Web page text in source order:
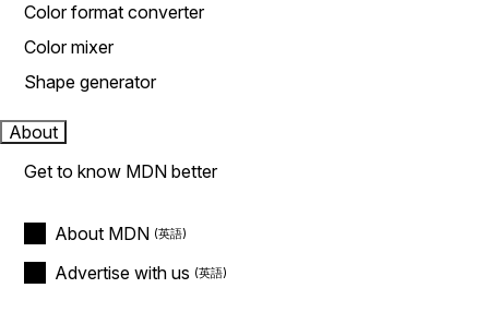
Color format converter
Color mixer
Shape generator
About
Get to know MDN better
About MDN
Advertise with us